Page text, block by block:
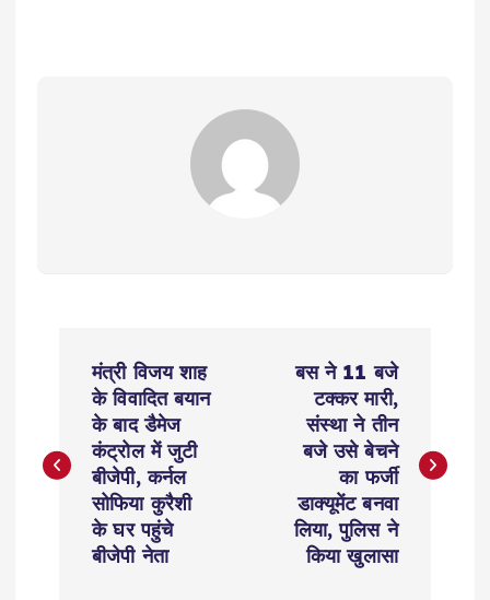
s
मंत्री विजय शाह
के विवादित बयान
के बाद डैमेज
कंट्रोल में जुटी
बीजेपी, कर्नल
सोफिया कुरैशी
के घर पहुंचे
बीजेपी नेता
बस ने 11 बजे
टक्कर मारी,
संस्था ने तीन
बजे उसे बेचने
का फर्जी
डाक्यूमेंट बनवा
लिया, पुलिस ने
किया खुलासा